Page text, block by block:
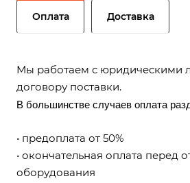
Оплата Доставка
Мы работаем с юридическими
договору поставки.
В большинстве случаев оплата
• предоплата от 50%
• окончательная оплата перед
оборудования